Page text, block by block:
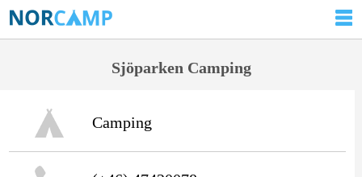
Sjöparken Camping
Camping